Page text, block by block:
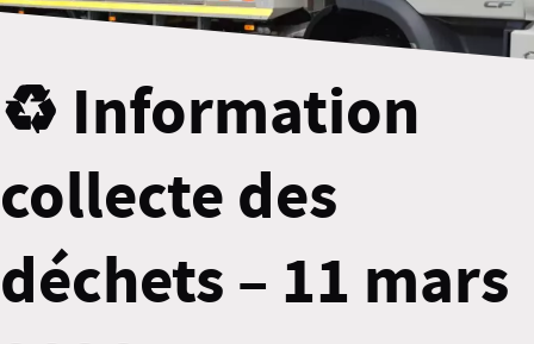
♻️ Information
collecte des
déchets – 11 mars